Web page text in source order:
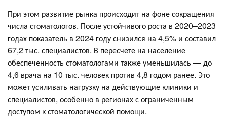
При этом развитие рынка происходит на фоне сокращения
числа стоматологов. После устойчивого роста в 2020–2023
годах показатель в 2024 году снизился на 4,5% и составил
67,2 тыс. специалистов. В пересчете на население
обеспеченность стоматологами также уменьшилась — до
4,6 врача на 10 тыс. человек против 4,8 годом ранее. Это
может усиливать нагрузку на действующие клиники и
специалистов, особенно в регионах с ограниченным
доступом к стоматологической помощи.